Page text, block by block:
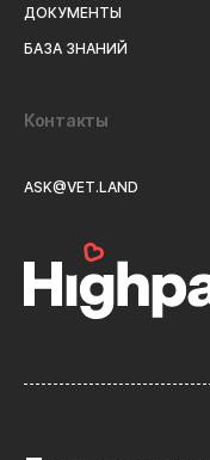
ДОКУМЕНТЫ
БАЗА ЗНАНИЙ
Контакты
ASK@VET.LAND